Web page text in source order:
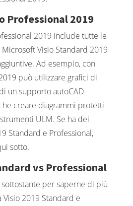
Professional 2019
2019 include tutte le
Visio Standard 2019
Ad esempio, con
può utilizzare grafici di
un supporto autoCAD
creare diagrammi protetti
ULM. Se ha dei
Standard e Professional,
sotto.
vs Professional
per saperne di più
2019 Standard e